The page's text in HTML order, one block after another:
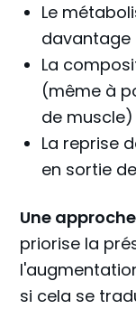
Le
davantage
La
(même à
de muscle)
La reprise
en sortie
Une
priorise la
si cela se